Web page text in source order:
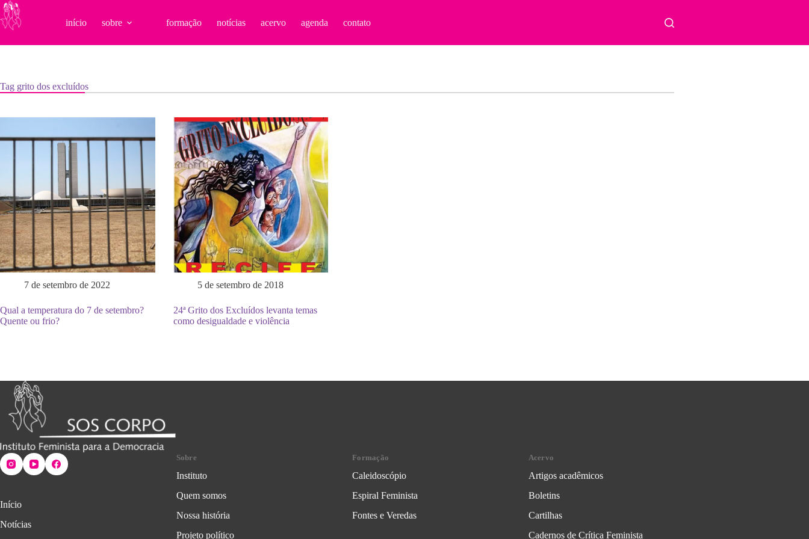
Pular
para
o
início sobre formação notícias acervo agenda contato
Tag grito dos excluídos
7 de setembro de 2022
Qual a temperatura do 7 de setembro?
Quente ou frio?
5 de setembro de 2018
24ª Grito dos Excluídos levanta temas
como desigualdade e violência
Início
Notícias
Sobre
Instituto
Quem somos
Nossa história
Projeto político
Formação
Caleidoscópio
Espiral Feminista
Fontes e Veredas
Acervo
Artigos acadêmicos
Boletins
Cartilhas
Cadernos de Crítica Feminista